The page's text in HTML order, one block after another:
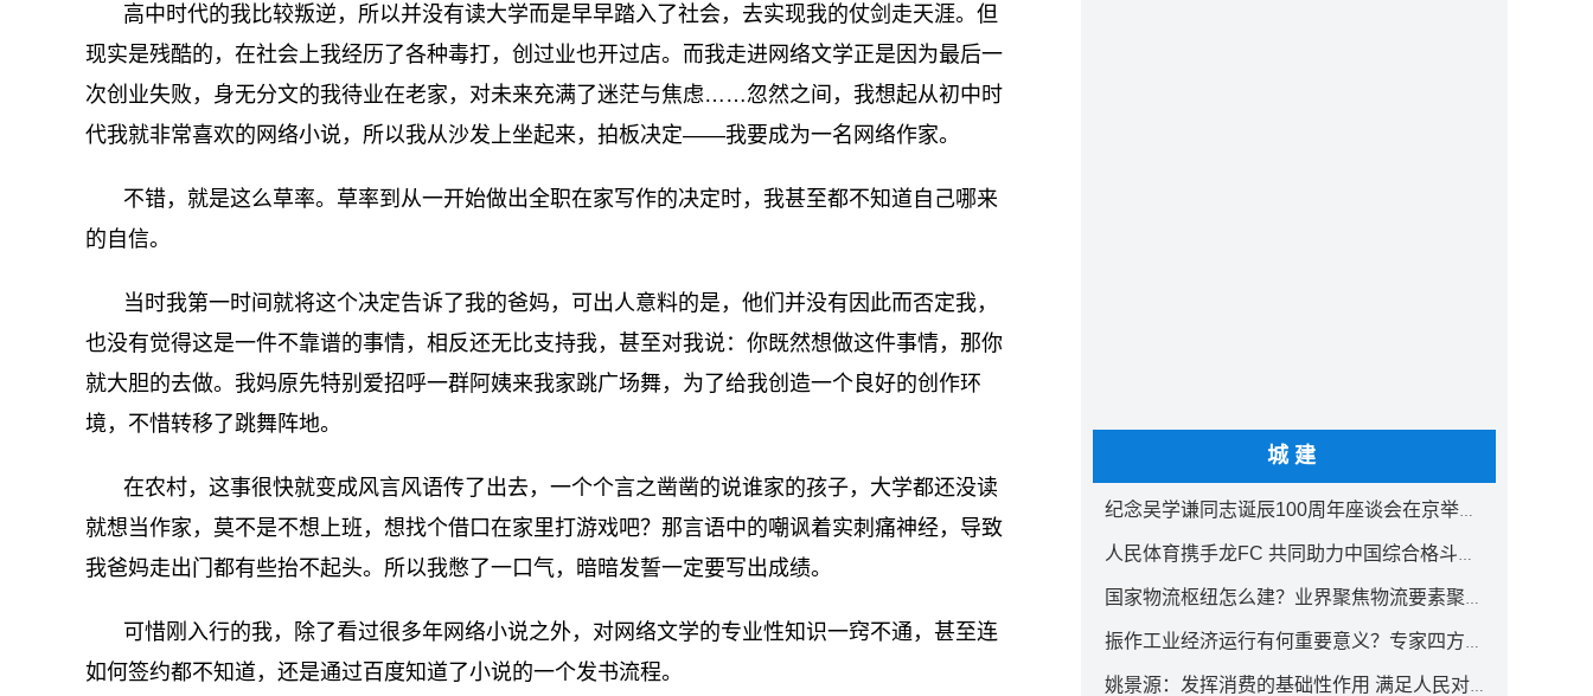
高中时代的我比较叛逆，所以并没有读大学而是早早踏入了社会，去实现我的仗剑走天涯。但
现实是残酷的，在社会上我经历了各种毒打，创过业也开过店。而我走进网络文学正是因为最后一
次创业失败，身无分文的我待业在老家，对未来充满了迷茫与焦虑……忽然之间，我想起从初中时
代我就非常喜欢的网络小说，所以我从沙发上坐起来，拍板决定——我要成为一名网络作家。
不错，就是这么草率。草率到从一开始做出全职在家写作的决定时，我甚至都不知道自己哪来
的自信。
当时我第一时间就将这个决定告诉了我的爸妈，可出人意料的是，他们并没有因此而否定我，
也没有觉得这是一件不靠谱的事情，相反还无比支持我，甚至对我说：你既然想做这件事情，那你
就大胆的去做。我妈原先特别爱招呼一群阿姨来我家跳广场舞，为了给我创造一个良好的创作环
境，不惜转移了跳舞阵地。
在农村，这事很快就变成风言风语传了出去，一个个言之凿凿的说谁家的孩子，大学都还没读
就想当作家，莫不是不想上班，想找个借口在家里打游戏吧？那言语中的嘲讽着实刺痛神经，导致
我爸妈走出门都有些抬不起头。所以我憋了一口气，暗暗发誓一定要写出成绩。
可惜刚入行的我，除了看过很多年网络小说之外，对网络文学的专业性知识一窍不通，甚至连
如何签约都不知道，还是通过百度知道了小说的一个发书流程。
城建
纪念吴学谦同志诞辰100周年座谈会在京举行 汪洋出席
人民体育携手龙FC 共同助力中国综合格斗事业发展
国家物流枢纽怎么建？业界聚焦物流要素聚集方式创新
振作工业经济运行有何重要意义？专家四方面权威解读
姚景源：发挥消费的基础性作用 满足人民对美好生活向往